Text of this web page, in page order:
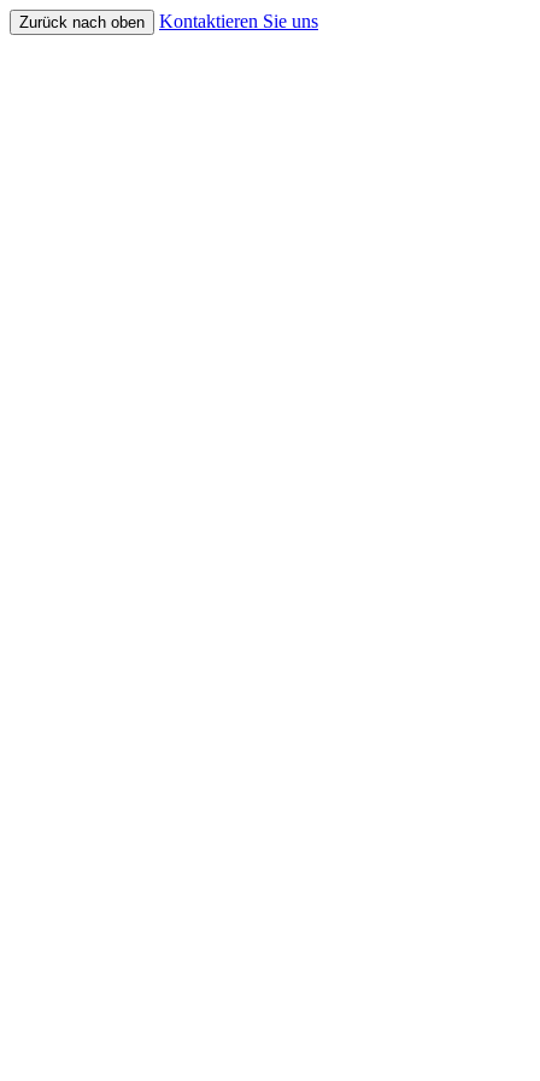
Zurück nach oben Kontaktieren Sie uns